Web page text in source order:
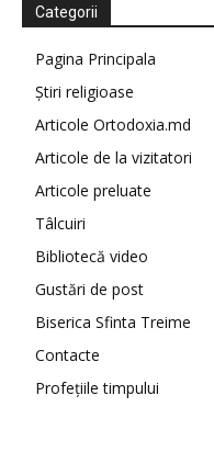
Categorii
Pagina Principala
Știri religioase
Articole Ortodoxia.md
Articole de la vizitatori
Articole preluate
Tâlcuiri
Bibliotecă video
Gustări de post
Biserica Sfinta Treime
Contacte
Profețiile timpului